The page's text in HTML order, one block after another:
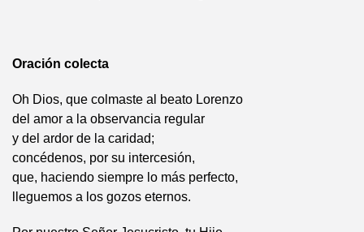
Oración colecta
Oh Dios, que colmaste al beato Lorenzo
del amor a la observancia regular
y del ardor de la caridad;
concédenos, por su intercesión,
que, haciendo siempre lo más perfecto,
lleguemos a los gozos eternos.